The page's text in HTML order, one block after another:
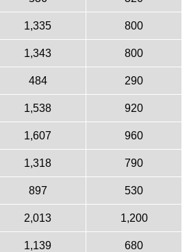
1,335 800
1,343 800
484 290
1,538 920
1,607 960
1,318 790
897 530
2,013 1,200
1,139 680